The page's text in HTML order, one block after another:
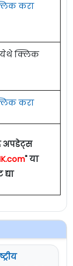
करा
क्लिक
करा
अपडेट्स
" या